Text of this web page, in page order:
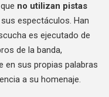
no utilizan pistas
espectáculos. Han
es ejecutado de
de la banda,
en sus propias palabras
a su homenaje.